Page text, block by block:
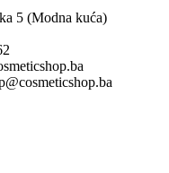
5 (Modna kuća)